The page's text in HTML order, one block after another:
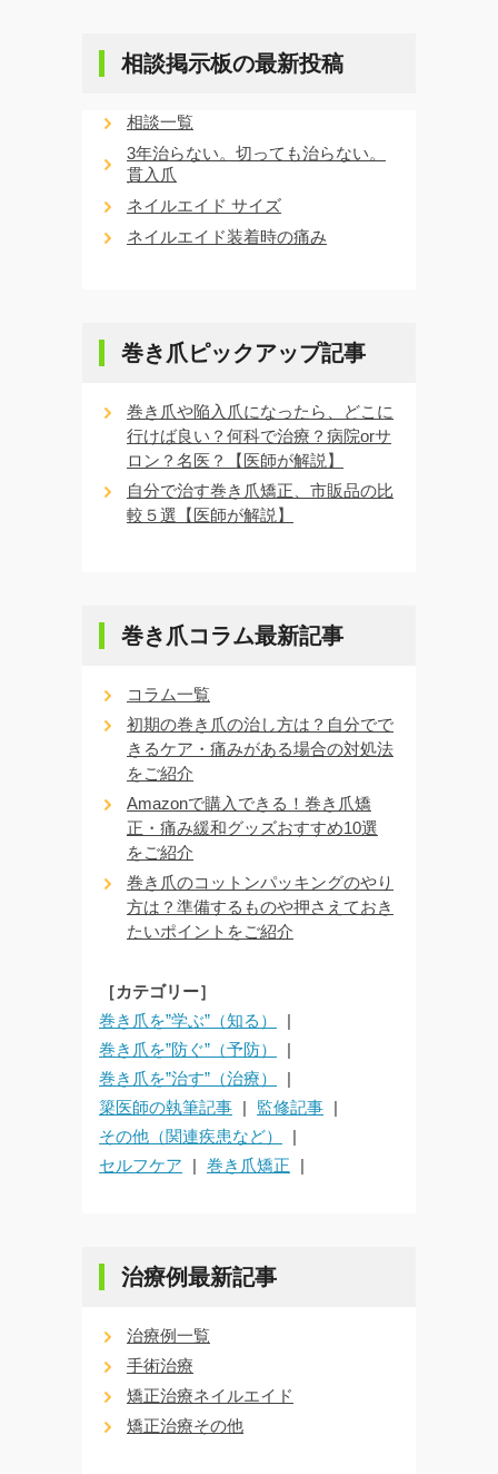
相談掲示板の最新投稿
相談一覧
3年治らない。切っても治らない。
貫入爪
ネイルエイド サイズ
ネイルエイド装着時の痛み
巻き爪ピックアップ記事
巻き爪や陥入爪になったら、どこに
行けば良い？何科で治療？病院orサ
ロン？名医？【医師が解説】
自分で治す巻き爪矯正、市販品の比
較５選【医師が解説】
巻き爪コラム最新記事
コラム一覧
初期の巻き爪の治し方は？自分でで
きるケア・痛みがある場合の対処法
をご紹介
Amazonで購入できる！巻き爪矯
正・痛み緩和グッズおすすめ10選
をご紹介
巻き爪のコットンパッキングのやり
方は？準備するものや押さえておき
たいポイントをご紹介
［カテゴリー］
巻き爪を”学ぶ”（知る）
巻き爪を”防ぐ”（予防）
巻き爪を”治す”（治療）
簗医師の執筆記事
監修記事
その他（関連疾患など）
セルフケア
巻き爪矯正
治療例最新記事
治療例一覧
手術治療
矯正治療ネイルエイド
矯正治療その他